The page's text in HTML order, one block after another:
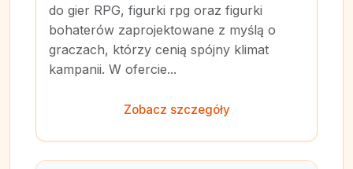
do gier RPG, figurki rpg oraz figurki
bohaterów zaprojektowane z myślą o
graczach, którzy cenią spójny klimat
kampanii. W ofercie...
Zobacz szczegóły